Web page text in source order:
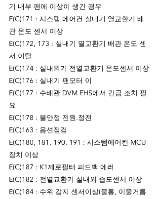
기 내부 팬에 이상이 생긴 경우
E(C)171 : 시스템 에어컨 실내기 열교환기 배
관 온도 센서 이상
E(C)172, 173 : 실내기 열교환기 배관 온도 센
서 이탈
E(C)174 : 실내외기 전열교환기 온도센서 이상
E(C)176 : 실내기 팬모터 이
E(C)177 : 수배관 DVM EHS에서 긴급 조치 필
요
E(C)178 : 불안정 전원.정전
E(C)163 : 옵션점검
E(C)180, 181, 190, 191 : 시스템에어컨 MCU
장치 이상
E(C)187 : K1제로필터 피드백 에러
E(C)182 : 전열교환기 실내외 습도센서 이상
E(C)184 : 수위 감지 센서이상(물통, 이물거름